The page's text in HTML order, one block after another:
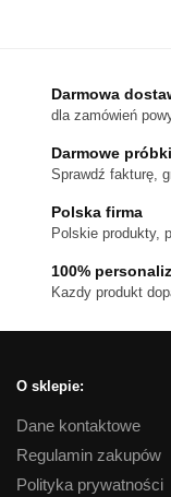
Darmowa
dla zamówień
Darmowe
Sprawdź fakturę,
Polska firma
Polskie produkty,
100%
Kazdy produkt
O sklepie:
Dane kontaktowe
Regulamin zakupów
Polityka prywatności